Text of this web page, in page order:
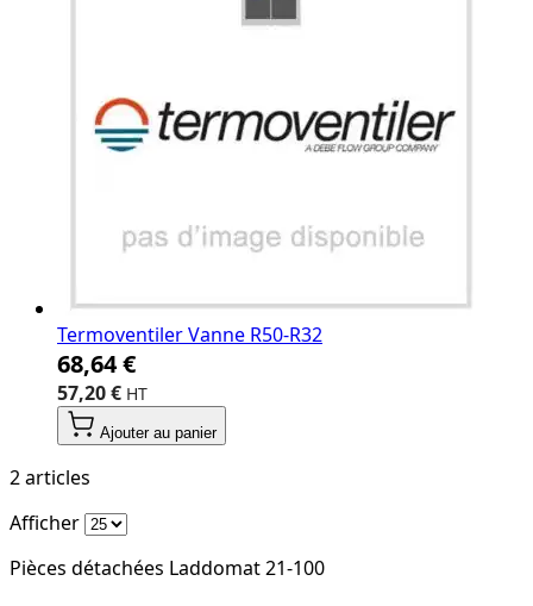
Termoventiler Vanne R50-R32
68,64 €
57,20 €
Ajouter au panier
2articles
Afficher
Pièces détachées Laddomat 21-100